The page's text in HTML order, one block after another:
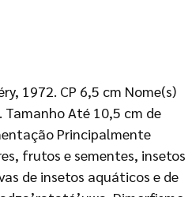
1972. CP 6,5 cm Nome(s)
Até 10,5 cm de
Principalmente
frutos e sementes, insetos
de insetos aquáticos e de